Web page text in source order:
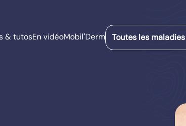
& tutosEn vidéoMobil'Derm Toutes les maladies